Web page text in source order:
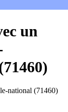
un
national (71460)